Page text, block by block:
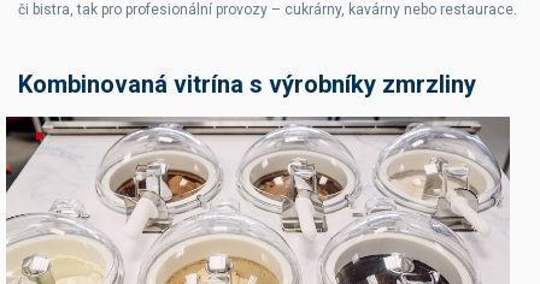
či bistra, tak pro profesionální provozy – cukrárny, kavárny nebo restaurace.
Kombinovaná vitrína s výrobníky zmrzliny